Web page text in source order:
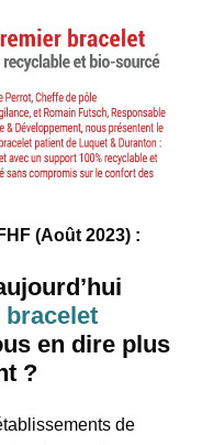
(Août 2023) :
bracelet
en dire plus
?
de